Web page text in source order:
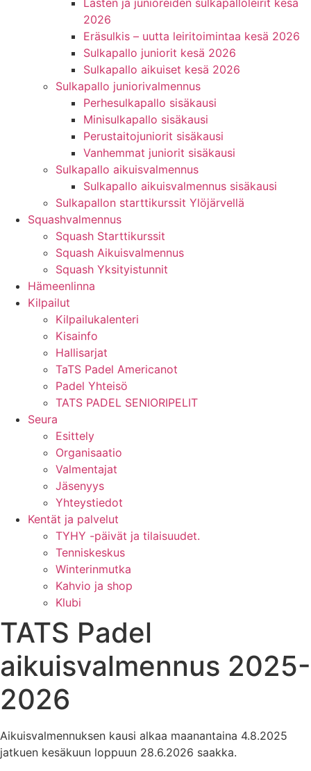
Lasten ja junioreiden sulkapalloleirit kesä
2026
Eräsulkis – uutta leiritoimintaa kesä 2026
Sulkapallo juniorit kesä 2026
Sulkapallo aikuiset kesä 2026
Sulkapallo juniorivalmennus
Perhesulkapallo sisäkausi
Minisulkapallo sisäkausi
Perustaitojuniorit sisäkausi
Vanhemmat juniorit sisäkausi
Sulkapallo aikuisvalmennus
Sulkapallo aikuisvalmennus sisäkausi
Sulkapallon starttikurssit Ylöjärvellä
Squashvalmennus
Squash Starttikurssit
Squash Aikuisvalmennus
Squash Yksityistunnit
Hämeenlinna
Kilpailut
Kilpailukalenteri
Kisainfo
Hallisarjat
TaTS Padel Americanot
Padel Yhteisö
TATS PADEL SENIORIPELIT
Seura
Esittely
Organisaatio
Valmentajat
Jäsenyys
Yhteystiedot
Kentät ja palvelut
TYHY -päivät ja tilaisuudet.
Tenniskeskus
Winterinmutka
Kahvio ja shop
Klubi
TATS Padel
aikuisvalmennus 2025-
2026
Aikuisvalmennuksen kausi alkaa maanantaina 4.8.2025
jatkuen kesäkuun loppuun 28.6.2026 saakka.